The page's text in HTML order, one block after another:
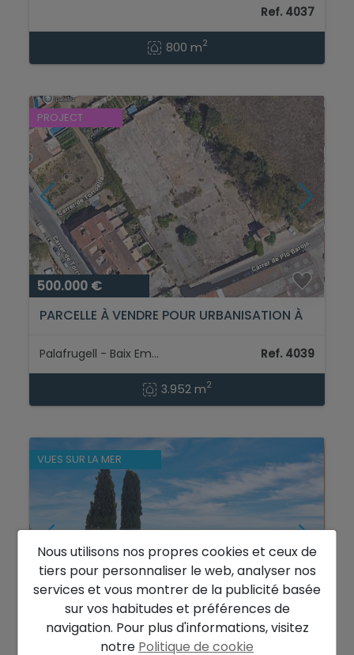
Ref. 4037
800 m2
PROJECT
500.000 €
PARCELLE À VENDRE POUR URBANISATION À
Palafrugell - Baix Empordà Ref. 4039
3.952 m2
VUES SUR LA MER
760.000 €
Nous utilisons nos propres cookies et ceux de
tiers pour personnaliser le web, analyser nos
services et vous montrer de la publicité basée
sur vos habitudes et préférences de
navigation. Pour plus d'informations, visitez
notre Politique de cookie